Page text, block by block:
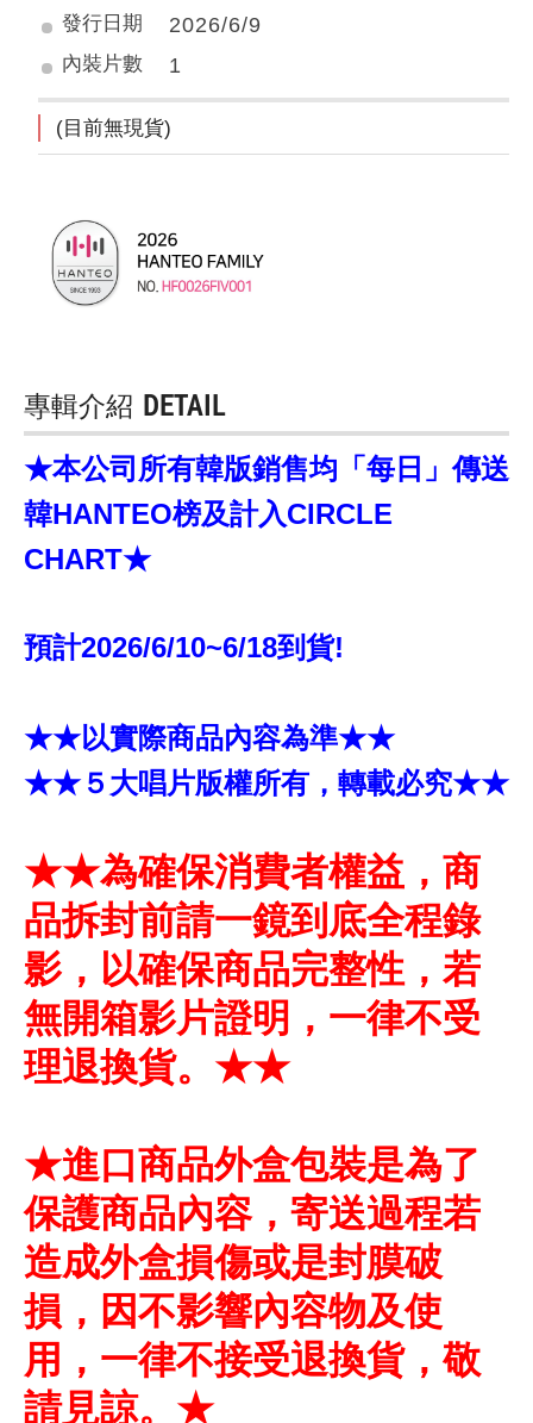
發行日期 2026/6/9
內裝片數 1
(目前無現貨)
專輯介紹 DETAIL
★本公司所有韓版銷售均「每日」傳送
韓HANTEO榜及計入CIRCLE
CHART★
預計2026/6/10~6/18到貨!
★★以實際商品內容為準★★
★★５大唱片版權所有，轉載必究★★
★★為確保消費者權益，商
品拆封前請一鏡到底全程錄
影，以確保商品完整性，若
無開箱影片證明，一律不受
理退換貨。★★
★進口商品外盒包裝是為了
保護商品內容，寄送過程若
造成外盒損傷或是封膜破
損，因不影響內容物及使
用，一律不接受退換貨，敬
請見諒。★